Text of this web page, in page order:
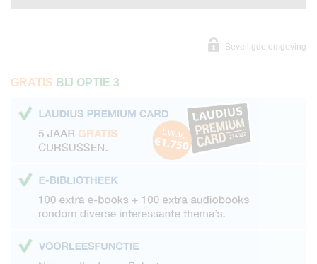
Beveiligde omgeving
GRATIS BIJ OPTIE 3